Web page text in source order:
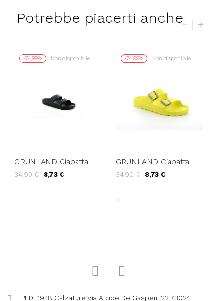
Potrebbe piacerti anche
-74,99% Non disponibile
GRUNLAND Ciabatta
Gomma Nero
34,90 € 8,73 €
-74,99% Non disponibile
GRUNLAND Ciabatta
Gomma Giallo
34,90 € 8,73 €
PEDE1978 Calzature Via Alcide De Gasperi, 22 73024